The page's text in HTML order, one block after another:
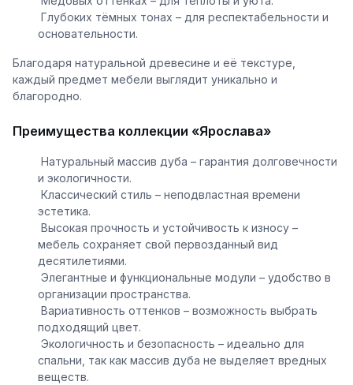
Глубоких тёмных тонах – для респектабельности и
основательности.
Благодаря натуральной древесине и её текстуре,
каждый предмет мебели выглядит уникально и
благородно.
Преимущества коллекции «Ярослава»
Натуральный массив дуба – гарантия долговечности
и экологичности.
Классический стиль – неподвластная времени
эстетика.
Высокая прочность и устойчивость к износу –
мебель сохраняет свой первозданный вид
десятилетиями.
Элегантные и функциональные модули – удобство в
организации пространства.
Вариативность оттенков – возможность выбрать
подходящий цвет.
Экологичность и безопасность – идеально для
спальни, так как массив дуба не выделяет вредных
веществ.